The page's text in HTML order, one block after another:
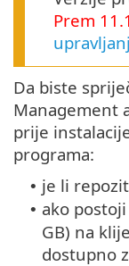
Prem 11.1
Da biste
Management
prije
programa:
• je li
• ako
GB) na
dostupno